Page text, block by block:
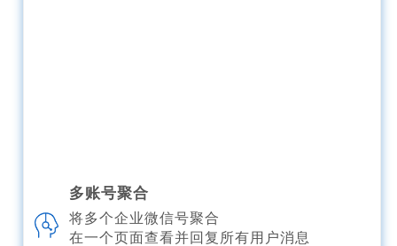
多账号聚合
将多个企业微信号聚合
在一个页面查看并回复所有用户消息